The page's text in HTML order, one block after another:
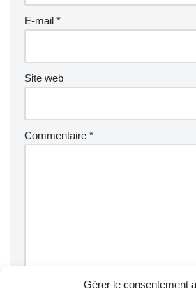
Gérer le consentement
E-mail *
Site web
Commentaire *